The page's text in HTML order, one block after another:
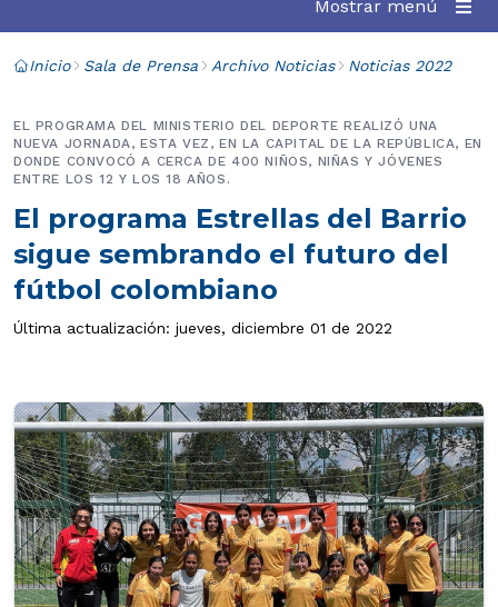
Mostrar menú
Inicio Sala de Prensa Archivo Noticias Noticias 2022
El programa Estrellas del Barrio
sigue sembrando el futuro del
fútbol colombiano
EL PROGRAMA DEL MINISTERIO DEL DEPORTE REALIZÓ UNA
NUEVA JORNADA, ESTA VEZ, EN LA CAPITAL DE LA REPÚBLICA, EN
DONDE CONVOCÓ A CERCA DE 400 NIÑOS, NIÑAS Y JÓVENES
ENTRE LOS 12 Y LOS 18 AÑOS.
Última actualización: jueves, diciembre 01 de 2022